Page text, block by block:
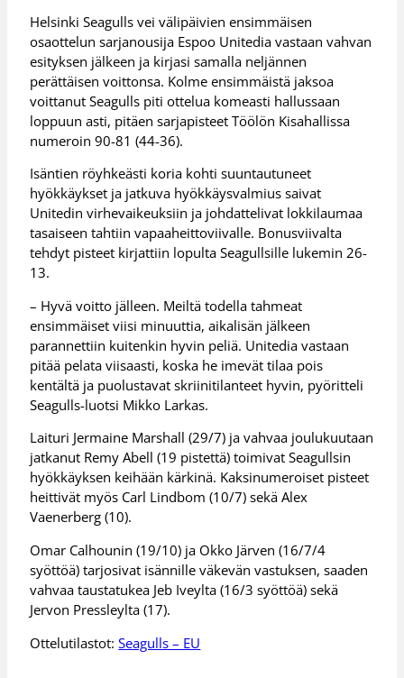
Helsinki Seagulls vei välipäivien ensimmäisen
osaottelun sarjanousija Espoo Unitedia vastaan vahvan
esityksen jälkeen ja kirjasi samalla neljännen
perättäisen voittonsa. Kolme ensimmäistä jaksoa
voittanut Seagulls piti ottelua komeasti hallussaan
loppuun asti, pitäen sarjapisteet Töölön Kisahallissa
numeroin 90-81 (44-36).
Isäntien röyhkeästi koria kohti suuntautuneet
hyökkäykset ja jatkuva hyökkäysvalmius saivat
Unitedin virhevaikeuksiin ja johdattelivat lokkilaumaa
tasaiseen tahtiin vapaaheittoviivalle. Bonusviivalta
tehdyt pisteet kirjattiin lopulta Seagullsille lukemin 26-
13.
– Hyvä voitto jälleen. Meiltä todella tahmeat
ensimmäiset viisi minuuttia, aikalisän jälkeen
parannettiin kuitenkin hyvin peliä. Unitedia vastaan
pitää pelata viisaasti, koska he imevät tilaa pois
kentältä ja puolustavat skriinitilanteet hyvin, pyöritteli
Seagulls-luotsi Mikko Larkas.
Laituri Jermaine Marshall (29/7) ja vahvaa joulukuutaan
jatkanut Remy Abell (19 pistettä) toimivat Seagullsin
hyökkäyksen keihään kärkinä. Kaksinumeroiset pisteet
heittivät myös Carl Lindbom (10/7) sekä Alex
Vaenerberg (10).
Omar Calhounin (19/10) ja Okko Järven (16/7/4
syöttöä) tarjosivat isännille väkevän vastuksen, saaden
vahvaa taustatukea Jeb Iveylta (16/3 syöttöä) sekä
Jervon Pressleylta (17).
Ottelutilastot:Seagulls – EU